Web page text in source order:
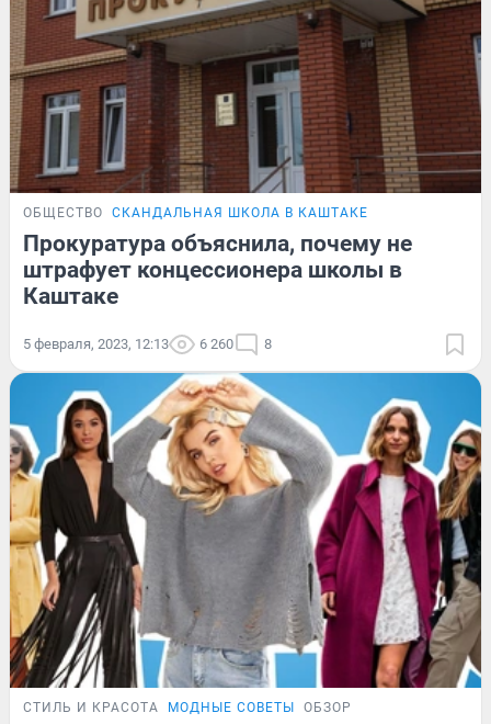
ОБЩЕСТВО СКАНДАЛЬНАЯ ШКОЛА В КАШТАКЕ
Прокуратура объяснила, почему не
штрафует концессионера школы в
Каштаке
5 февраля, 2023, 12:13 6 260 8
СТИЛЬ И КРАСОТА МОДНЫЕ СОВЕТЫ ОБЗОР